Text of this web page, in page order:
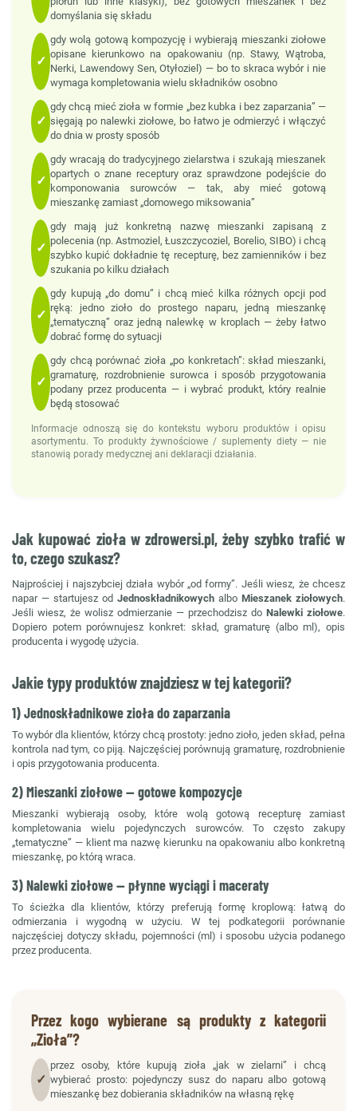
domyślania się składu
✓
gdy wolą gotową kompozycję i wybierają mieszanki ziołowe
opisane kierunkowo na opakowaniu (np. Stawy, Wątroba,
Nerki, Lawendowy Sen, Otyłoziel) — bo to skraca wybór i nie
wymaga kompletowania wielu składników osobno
✓
gdy chcą mieć zioła w formie „bez kubka i bez zaparzania” —
sięgają po nalewki ziołowe, bo łatwo je odmierzyć i włączyć
do dnia w prosty sposób
✓
gdy wracają do tradycyjnego zielarstwa i szukają mieszanek
opartych o znane receptury oraz sprawdzone podejście do
komponowania surowców — tak, aby mieć gotową
mieszankę zamiast „domowego miksowania”
✓
gdy mają już konkretną nazwę mieszanki zapisaną z
polecenia (np. Astmoziel, Łuszczycoziel, Borelio, SIBO) i chcą
szybko kupić dokładnie tę recepturę, bez zamienników i bez
szukania po kilku działach
✓
gdy kupują „do domu” i chcą mieć kilka różnych opcji pod
ręką: jedno zioło do prostego naparu, jedną mieszankę
„tematyczną” oraz jedną nalewkę w kroplach — żeby łatwo
dobrać formę do sytuacji
✓
gdy chcą porównać zioła „po konkretach”: skład mieszanki,
gramaturę, rozdrobnienie surowca i sposób przygotowania
podany przez producenta — i wybrać produkt, który realnie
będą stosować
Informacje odnoszą się do kontekstu wyboru produktów i opisu
asortymentu. To produkty żywnościowe / suplementy diety — nie
stanowią porady medycznej ani deklaracji działania.
Jak kupować zioła w zdrowersi.pl, żeby szybko trafić w
to, czego szukasz?
Najprościej i najszybciej działa wybór „od formy”. Jeśli wiesz, że chcesz
napar — startujesz od Jednoskładnikowych albo Mieszanek ziołowych.
Jeśli wiesz, że wolisz odmierzanie — przechodzisz do Nalewki ziołowe.
Dopiero potem porównujesz konkret: skład, gramaturę (albo ml), opis
producenta i wygodę użycia.
Jakie typy produktów znajdziesz w tej kategorii?
1) Jednoskładnikowe zioła do zaparzania
To wybór dla klientów, którzy chcą prostoty: jedno zioło, jeden skład, pełna
kontrola nad tym, co piją. Najczęściej porównują gramaturę, rozdrobnienie
i opis przygotowania producenta.
2) Mieszanki ziołowe — gotowe kompozycje
Mieszanki wybierają osoby, które wolą gotową recepturę zamiast
kompletowania wielu pojedynczych surowców. To często zakupy
„tematyczne” — klient ma nazwę kierunku na opakowaniu albo konkretną
mieszankę, po którą wraca.
3) Nalewki ziołowe — płynne wyciągi i maceraty
To ścieżka dla klientów, którzy preferują formę kroplową: łatwą do
odmierzania i wygodną w użyciu. W tej podkategorii porównanie
najczęściej dotyczy składu, pojemności (ml) i sposobu użycia podanego
przez producenta.
Przez kogo wybierane są produkty z kategorii
„Zioła”?
✓
przez osoby, które kupują zioła „jak w zielarni” i chcą
wybierać prosto: pojedynczy susz do naparu albo gotową
mieszankę bez dobierania składników na własną rękę